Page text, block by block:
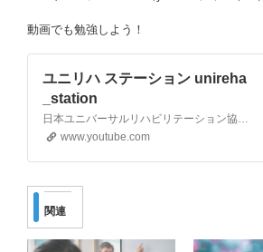
nline/ メデュケーション主催者
一覧 https://www.…
動画でも勉強しよう！
ユニリハ ステーション unireha
_station
日本ユニバーサルリハビリテーション協会です。「ユニリハ」の愛称で親しまれています。 ユニリハは医学、心理学、精神学を研究しリハビリテーションへ繋げる全国の臨床研究団体です。 近年では、これまで培った知識、技術、知見を広く一般の皆さまと共有するために、YouTubeのフィールドへ降り立ちました。 みなさまの身体の悩み、心の悩み、コミュニケーションの問題など、様…
www.youtube.com
関連